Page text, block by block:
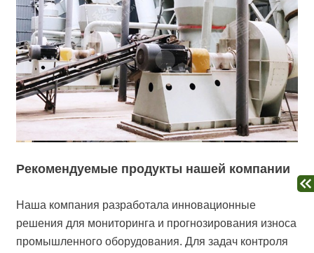
Рекомендуемые продукты нашей компании
Наша компания разработала инновационные
решения для мониторинга и прогнозирования износа
промышленного оборудования. Для задач контроля